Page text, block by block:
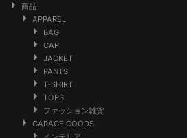
商品
APPAREL
BAG
CAP
JACKET
PANTS
T-SHIRT
TOPS
ファッション雑貨
GARAGE GOODS